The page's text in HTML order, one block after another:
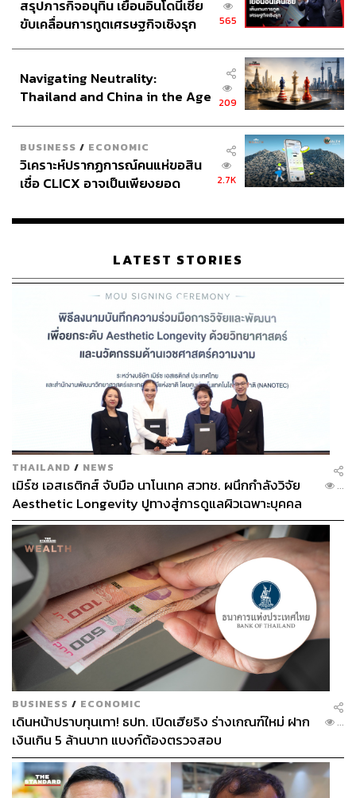
ABOUT THE AUTHOR
สุพัฒน์ ศิวะพรพันธ์
Content Creator ผู้หลงใหลในทุกศาสตร์และ
วัฒนธรรมของประเทศญี่ปุ่น
สรุปภารกิจอนุทิน เยือนอินโดนีเซีย
ขับเคลื่อนการทูตเศรษฐกิจเชิงรุก
565
Navigating Neutrality:
Thailand and China in the Age
209
BUSINESS / ECONOMIC
วิเคราะห์ปรากฏการณ์คนแห่ขอสิน
เชื่อ CLICX อาจเป็นเพียงยอด
เรือนไทยที่ถูกซุกไว้
2.7K
LATEST STORIES
THAILAND / NEWS
เมิร์ซ เอสเธติกส์ จับมือ นาโนเทค สวทช. ผนึกกำลังวิจัย
Aesthetic Longevity ปูทางสู่การดูแลผิวเฉพาะบุคคล
[PR NEWS]
...
BUSINESS / ECONOMIC
เดินหน้าปราบทุนเทา! ธปท. เปิดเฮียริง ร่างเกณฑ์ใหม่ ฝาก
เงินเกิน 5 ล้านบาท แบงก์ต้องตรวจสอบ
...